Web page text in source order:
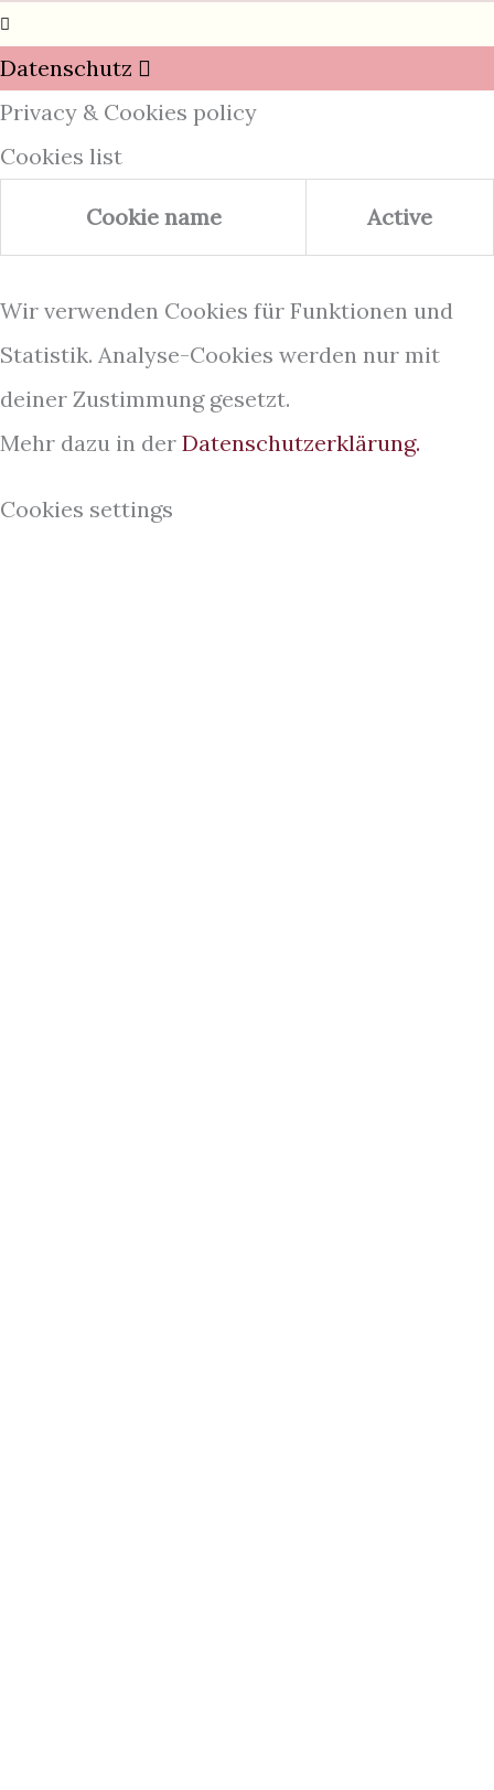
Datenschutz
Privacy & Cookies policy
Cookies list
Cookie name Active
Wir verwenden Cookies für Funktionen und
Statistik. Analyse-Cookies werden nur mit
deiner Zustimmung gesetzt.
Mehr dazu in der Datenschutzerklärung.
Cookies settings